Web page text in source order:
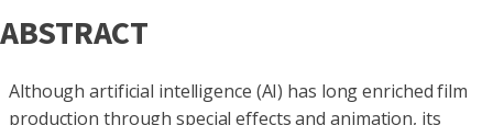
ABSTRACT
Although artificial intelligence (AI) has long enriched film
production through special effects and animation, its